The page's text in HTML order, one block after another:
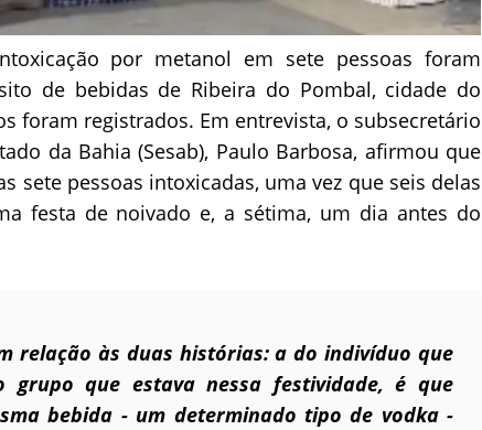
por metanol em sete pessoas foram
de bebidas de Ribeira do Pombal, cidade do
foram registrados. Em entrevista, o subsecretário
da Bahia (Sesab), Paulo Barbosa, afirmou que
sete pessoas intoxicadas, uma vez que seis delas
festa de noivado e, a sétima, um dia antes do
relação às duas histórias: a do indivíduo que
grupo que estava nessa festividade, é que
bebida - um determinado tipo de vodka -